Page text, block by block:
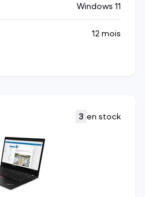
Windows 11
12 mois
3 en stock